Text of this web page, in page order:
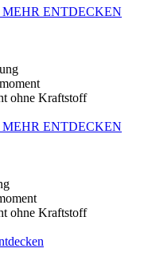
MEHR ENTDECKEN
ohne Kraftstoff
MEHR ENTDECKEN
ohne Kraftstoff